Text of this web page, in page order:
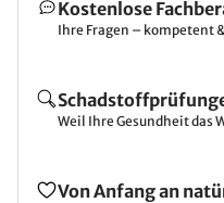
Kostenlose
Ihre Fragen – kompetent
Weil Ihre Gesundheit das
Von Anfang an